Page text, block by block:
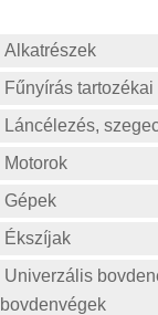
Craftsman
Cub Cadet
DECK
Dolmar
DYM
Echo
Einhell fűkasza
EINHELL KABIT
Bovden-Gázkar-
Kezelőszervek
Ékszíjtárcsa
Kerekek
Kapaél-kapatag
tartozékai
Fúrószár tartozékok
Elektromotor
Kormányzás -
Alkatrészek
Fűnyírás tartozékai
Láncélezés,
Motorok
Gépek
Ékszíjak
Univerzális
bovdenvégek